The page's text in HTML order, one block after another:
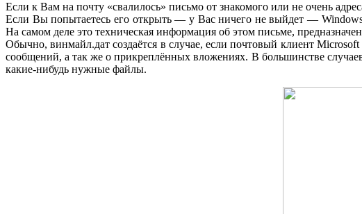
Если к Вам на почту «свалилось» письмо от знакомого или не очень
Если Вы попытаетесь его открыть — у Вас ничего не выйдет —
На самом деле это техническая информация об этом письме,
Обычно, винмайл.дат создаётся в случае, если почтовый клиент
сообщений, а так же о прикреплённых вложениях. В большинстве
какие-нибудь нужные файлы.